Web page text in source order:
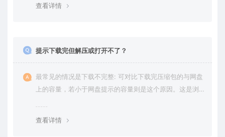
查看详情
提示下载完但解压或打开不了？
最常见的情况是下载不完整: 可对比下载完压缩包的与网盘
上的容量，若小于网盘提示的容量则是这个原因。这是浏
查看详情